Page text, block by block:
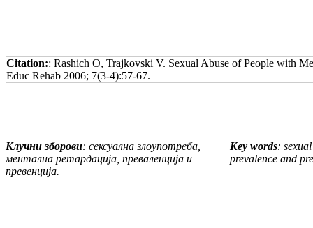
Citation:: Rashich O, Trajkovski V. Sexual Abuse of People with
Educ Rehab 2006; 7(3-4):57-67.
Клучни зборови: сексуалназлоупотреба,
ментална ретардација, преваленција и
превенција.
Key words:
prevalence and